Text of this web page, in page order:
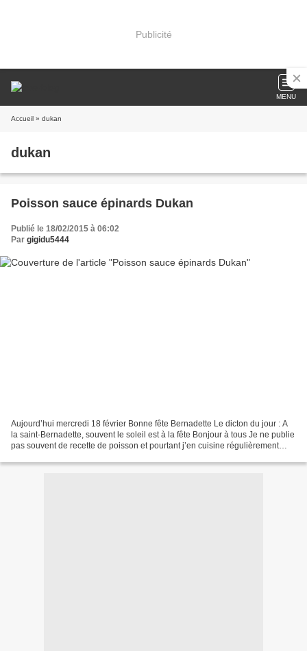
Publicité
MENU
Accueil » dukan
dukan
Poisson sauce épinards Dukan
Publié le 18/02/2015 à 06:02
Par gigidu5444
Aujourd’hui mercredi 18 février Bonne fête Bernadette Le dicton du jour : A
la saint-Bernadette, souvent le soleil est à la fête Bonjour à tous Je ne publie
pas souvent de recette de poisson et pourtant j’en cuisine régulièrement